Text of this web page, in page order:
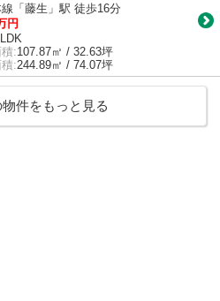
「藤生」駅 徒歩16分
円
:107.87㎡ / 32.63坪
:244.89㎡ / 74.07坪
件をもっと見る